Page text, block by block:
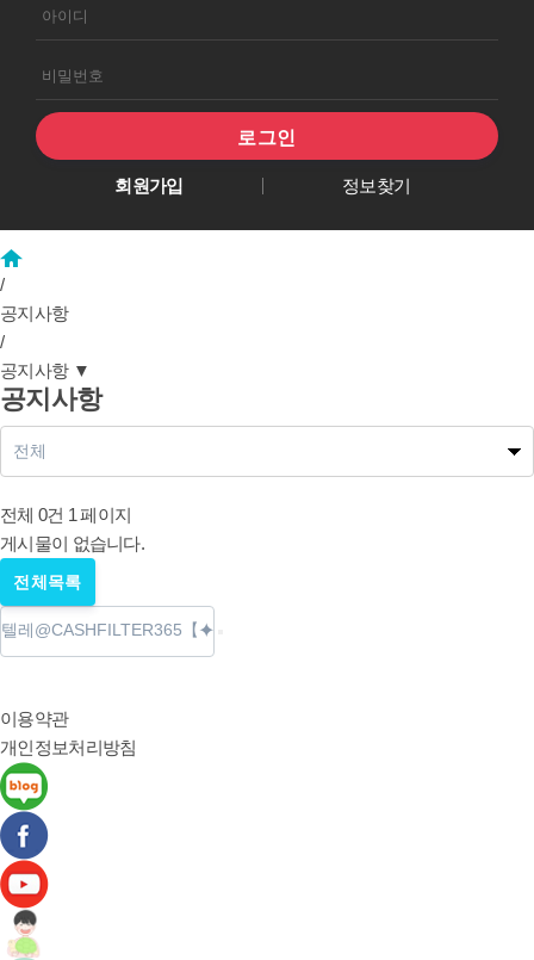
회원가입 정보찾기
/
공지사항
/
공지사항 ▼
공지사항
나눔사업공지
공지사항
전체 0건 1 페이지
게시물이 없습니다.
전체목록
이용약관
개인정보처리방침